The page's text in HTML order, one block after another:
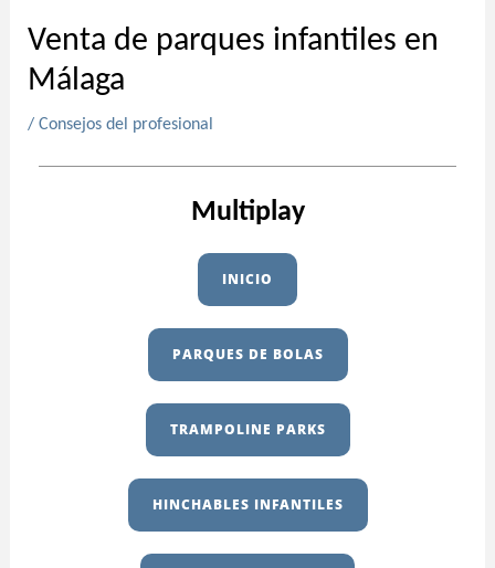
Venta de parques infantiles en
Málaga
/ Consejos del profesional
Multiplay
INICIO
PARQUES DE BOLAS
TRAMPOLINE PARKS
HINCHABLES INFANTILES